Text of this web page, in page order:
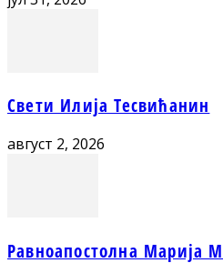
Свети Илија Тесвићанин
август 2, 2026
Равноапостолна Марија